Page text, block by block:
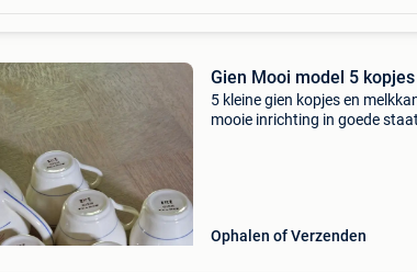
Gien Mooi model 5
5 kleine gien kopjes en
mooie inrichting in goede staat
Ophalen of Verzenden